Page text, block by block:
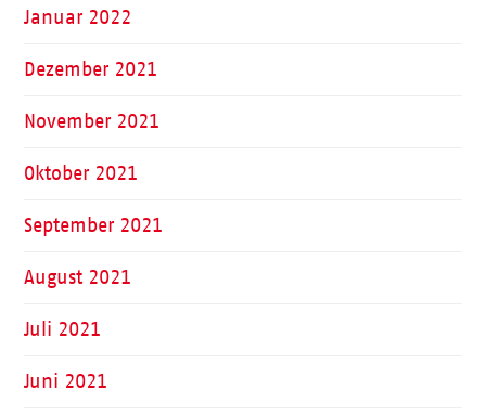
Januar 2022
Dezember 2021
November 2021
Oktober 2021
September 2021
August 2021
Juli 2021
Juni 2021